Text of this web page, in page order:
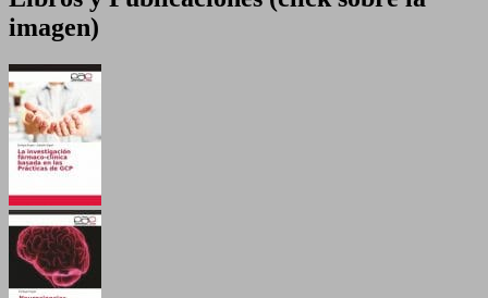
imagen)